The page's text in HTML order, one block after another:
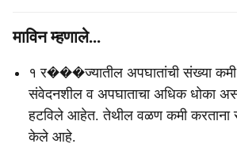
माविन म्‍हणाले...
१ र���ज्यातील अपघातांची संख्या कमी
संवेदनशील व अपघाताचा अधिक धोका
हटविले आहेत. तेथील वळण कमी करताना
केले आहे.